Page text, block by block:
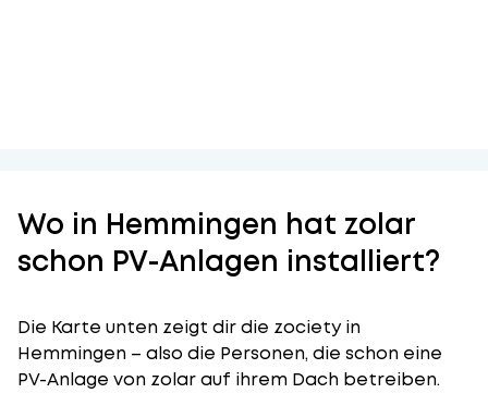
Wo in Hemmingen hat zolar
schon PV-Anlagen installiert?
Die Karte unten zeigt dir die zociety in
Hemmingen – also die Personen, die schon eine
PV-Anlage von zolar auf ihrem Dach betreiben.